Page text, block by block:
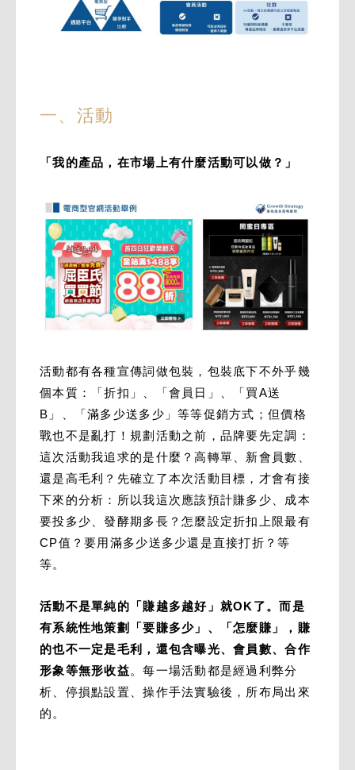
一、活動
「我的產品，在市場上有什麼活動可以做？」
活動都有各種宣傳詞做包裝，包裝底下不外乎幾
個本質：「折扣」、「會員日」、「買A送
B」、「滿多少送多少」等等促銷方式；但價格
戰也不是亂打！規劃活動之前，品牌要先定調：
這次活動我追求的是什麼？高轉單、新會員數、
還是高毛利？先確立了本次活動目標，才會有接
下來的分析：所以我這次應該預計賺多少、成本
要投多少、發酵期多長？怎麼設定折扣上限最有
CP值？要用滿多少送多少還是直接打折？等
等。
活動不是單純的「賺越多越好」就OK了。而是
有系統性地策劃「要賺多少」、「怎麼賺」，賺
的也不一定是毛利，還包含曝光、會員數、合作
形象等無形收益。每一場活動都是經過利弊分
析、停損點設置、操作手法實驗後，所布局出來
的。